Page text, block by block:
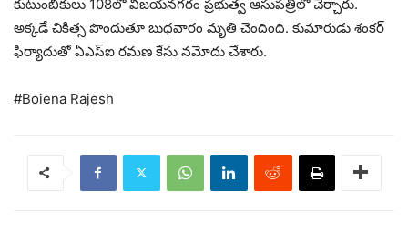
కుటుంబీకులు 108లో విజయనగరం ప్రభుత్వ ఆసుపత్రిలో చేర్చారు.
అక్కడే చికిత్స పొందుతూ బుధవారం మృతి చెందింది. కుమారుడు శంకర్
ఫిర్యాదుతో ఏఎస్ఐ రమణ కేసు నమోదు చేశారు.
#Boiena Rajesh